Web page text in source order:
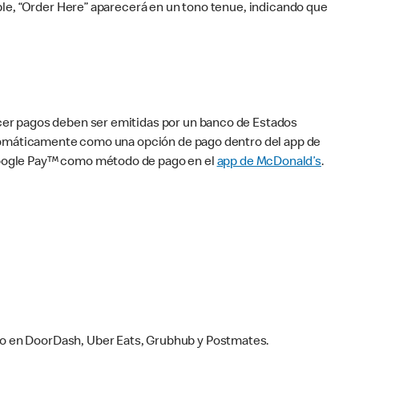
“Order Here” aparecerá en un tono tenue, indicando que
pagos deben ser emitidas por un banco de Estados
como una opción de pago dentro del app de
Pay™ como método de pago en elapp de McDonald’s.
DoorDash, Uber Eats, Grubhub y Postmates.